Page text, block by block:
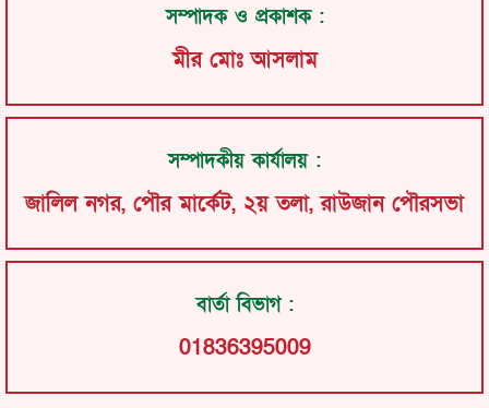
সম্পাদক ও প্রকাশক :
মীর মোঃ আসলাম
সম্পাদকীয় কার্যালয় :
জালিল নগর, পৌর মার্কেট, ২য় তলা, রাউজান পৌরসভা
বার্তা বিভাগ :
01836395009